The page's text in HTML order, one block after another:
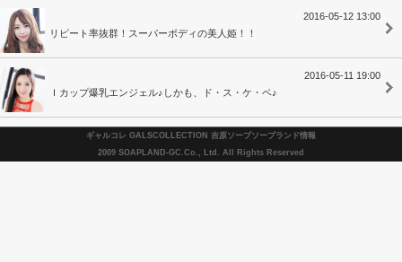
2016-05-12 13:00
リピート率抜群！スーパーボディの美人姫！！
2016-05-11 19:00
Ｉカップ爆乳エンジェル♪しかも、ド・ス・ケ・ベ♪
ギャルコレ GALSCOLLECTION 吉原ソープソープランド情報
2009 SOAPLAND-GC.Co., Ltd. All Rights Reserved